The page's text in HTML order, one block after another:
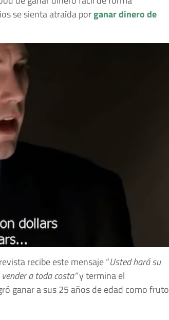
se sienta atraída porganar dinero de
recibe este mensaje “Usted hará su
a toda costa”y termina el
ganar a sus 25 años de edad como fruto